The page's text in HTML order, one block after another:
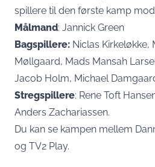
spillere til den første kamp
Målmand: Jannick Green
Bagspillere: Niclas Kirkeløkke,
Møllgaard, Mads Mansah
Jacob Holm, Michael
Stregspillere: Rene Toft
Anders Zachariassen.
Du kan se kampen mellem
og TV2 Play.